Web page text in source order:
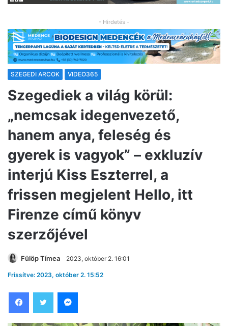
- Hirdetés -
SZEGEDI ARCOK VIDEO365
Szegediek a világ körül:
„nemcsak idegenvezető,
hanem anya, feleség és
gyerek is vagyok” – exkluzív
interjú Kiss Eszterrel, a
frissen megjelent Hello, itt
Firenze című könyv
szerzőjével
Fülöp Tímea 2023, október 2. 16:01
Frissítve: 2023, október 2. 15:52